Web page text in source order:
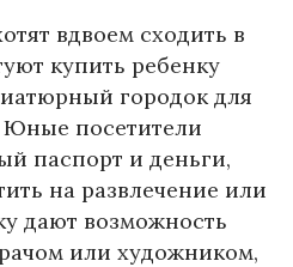
вдвоем сходить в
купить ребенку
городок для
Юные посетители
паспорт и деньги,
на развлечение или
дают возможность
или художником,